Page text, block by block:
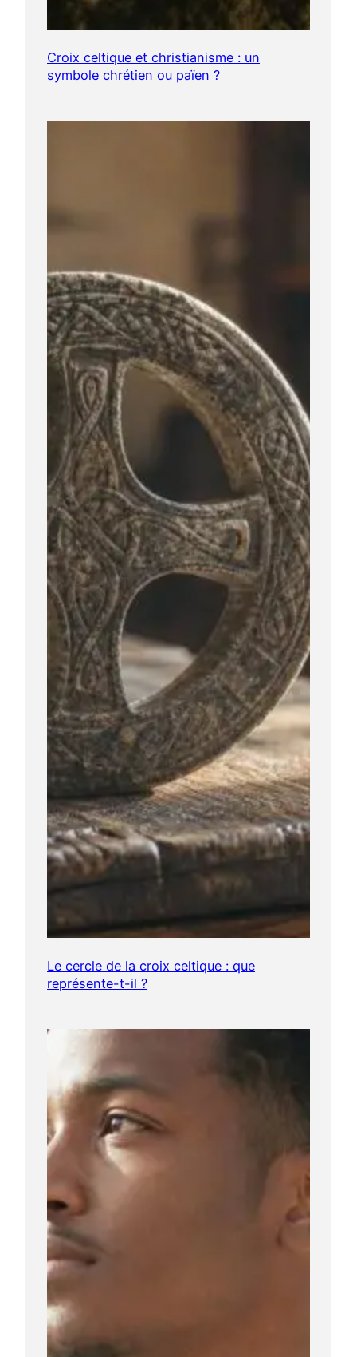
Croix celtique et christianisme : un
symbole chrétien ou païen ?
Le cercle de la croix celtique : que
représente-t-il ?